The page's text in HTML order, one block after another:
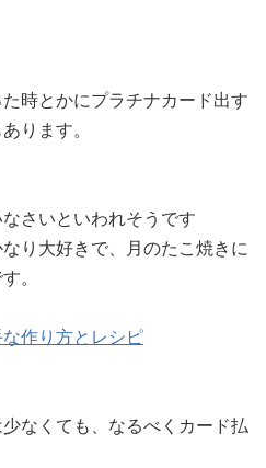
時とかにプラチナカード出す
ります。
さいといわれそうです
り大好きで、月のたこ焼きに
。
作り方とレシピ
なくても、なるべくカード払